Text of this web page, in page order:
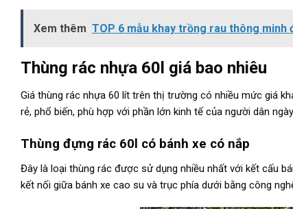
Xem thêm TOP 6 mẫu khay trồng rau thông minh
Thùng rác nhựa 60l giá bao nhiêu
Giá thùng rác nhựa 60 lít trên thị trường có nhiều mức giá
rẻ, phổ biến, phù hợp với phần lớn kinh tế của người dân
Thùng đựng rác 60l có bánh xe có nắp
Đây là loại thùng rác được sử dụng nhiều nhất với kết cấu
kết nối giữa bánh xe cao su và trục phía dưới bằng công